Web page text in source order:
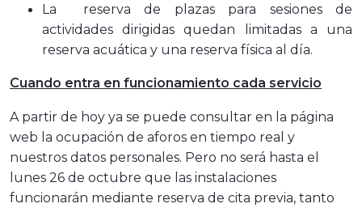
La reserva de plazas para sesiones de
actividades dirigidas quedan limitadas a una
reserva acuática y una reserva física al día.
Cuando entra en funcionamiento cada servicio
A partir de hoy ya se puede consultar en la página
web la ocupación de aforos en tiempo real y
nuestros datos personales. Pero no será hasta el
lunes 26 de octubre que las instalaciones
funcionarán mediante reserva de cita previa, tanto